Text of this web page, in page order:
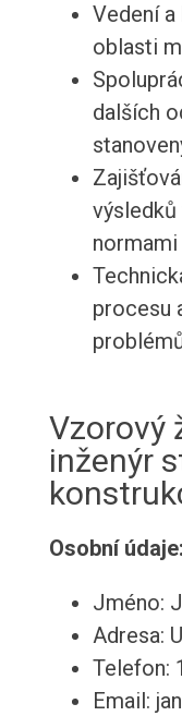
Vedení
oblasti
dalších
výsledků
normami
procesu
Vzorový
inženýr
Osobní údaje:
Jméno:
Adresa:
Telefon:
Email: